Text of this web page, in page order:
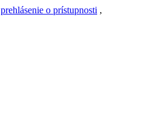
prehlásenie o prístupnosti ,